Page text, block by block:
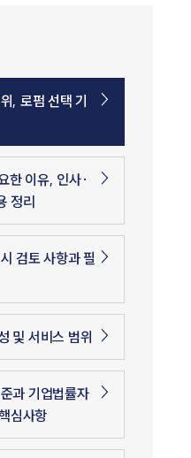
, 로펌 선택 기
한 이유, 인사·
정리
검토 사항과 필
및 서비스 범위
과 기업법률자
심사항